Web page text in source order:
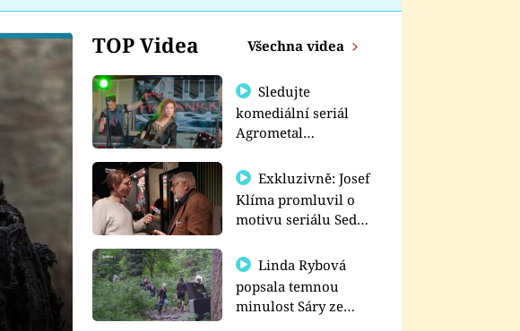
TOP Videa Všechna videa
Sledujte
komediální seriál
Agrometal
prima+
Exkluzivně: Josef
Klíma promluvil o
motivu seriálu Sedm
Linda Rybová
popsala temnou
minulost Sáry ze